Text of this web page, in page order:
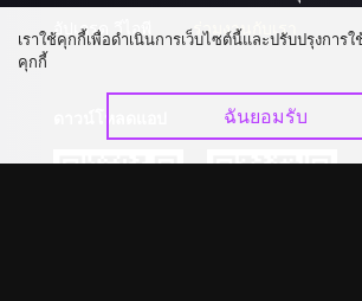
อัปเกรด วีไอพี
ร่วมงานกับเรา
เราใช้คุกกี้เพื่อดำเนินการเว็บไซต์นี้และปรับปรุงการ
คุกกี้
ฉันยอมรับ